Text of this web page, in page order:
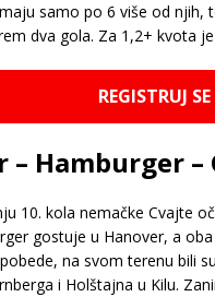
samo po 6 više od njih,
dva gola. Za 1,2+ kvota je
REGISTRUJ
– Hamburger –
10. kola nemačke Cvajte
gostuje u Hanover, a
na svom terenu bili
i Holštajna u Kilu.